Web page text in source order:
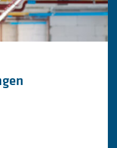
Funktionen